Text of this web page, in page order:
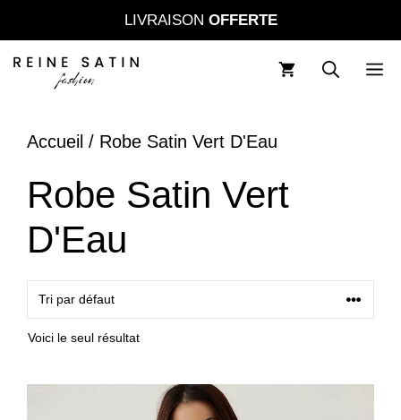
au
contenu
LIVRAISON OFFERTE
Accueil / Robe Satin Vert D'Eau
Robe Satin Vert
D'Eau
Voici le seul résultat